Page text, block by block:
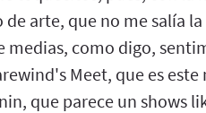
arte, que no me salía
medias, como digo,
Meet, que es
que parece un shows